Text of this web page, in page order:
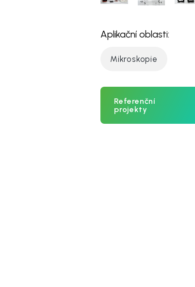
Aplikační oblasti:
Mikroskopie
Referenční
projekty